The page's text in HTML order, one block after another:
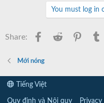
You must log in
Share: Facebook
Reddit
Mới nóng
Tiếng Việt
Quy định và Nội quy Privacy